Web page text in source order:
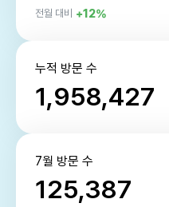
전월 대비 +12%
누적 방문 수
1,958,427
7월 방문 수
125,387